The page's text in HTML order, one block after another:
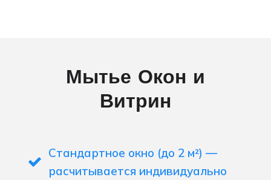
Мытье Окон и
Витрин
Стандартное окно (до 2 м²) —
расчитывается индивидуально